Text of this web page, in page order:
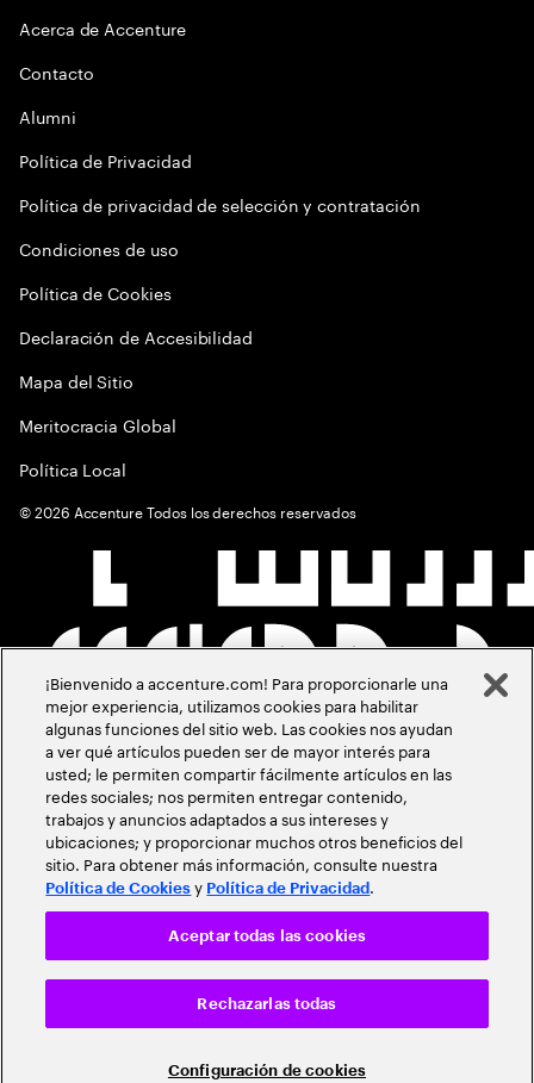
Acerca de Accenture
Contacto
Alumni
Política de Privacidad
Política de privacidad de selección y contratación
Condiciones de uso
Política de Cookies
Declaración de Accesibilidad
Mapa del Sitio
Meritocracia Global
Política Local
©2026 Accenture Todos los derechos reservados
¡Bienvenido a accenture.com! Para proporcionarle una
mejor experiencia, utilizamos cookies para habilitar
algunas funciones del sitio web. Las cookies nos ayudan
a ver qué artículos pueden ser de mayor interés para
usted; le permiten compartir fácilmente artículos en las
redes sociales; nos permiten entregar contenido,
trabajos y anuncios adaptados a sus intereses y
ubicaciones; y proporcionar muchos otros beneficios del
sitio. Para obtener más información, consulte nuestra
Política de Cookies y Política de Privacidad .
Configuración de cookies
Rechazarlas todas
Aceptar todas las cookies